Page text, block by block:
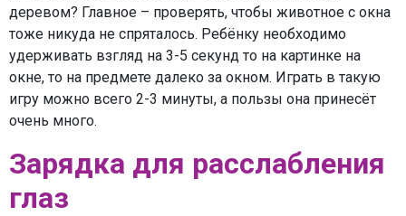
деревом? Главное – проверять, чтобы животное с окна
тоже никуда не спряталось. Ребёнку необходимо
удерживать взгляд на 3-5 секунд то на картинке на
окне, то на предмете далеко за окном. Играть в такую
игру можно всего 2-3 минуты, а пользы она принесёт
очень много.
Зарядка для расслабления
глаз